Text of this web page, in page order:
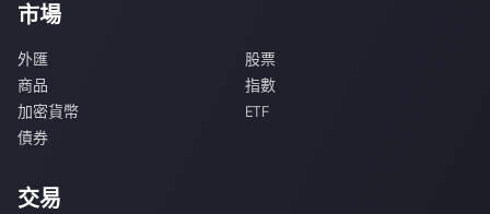
市場
外匯
股票
商品
指數
加密貨幣
ETF
債券
交易